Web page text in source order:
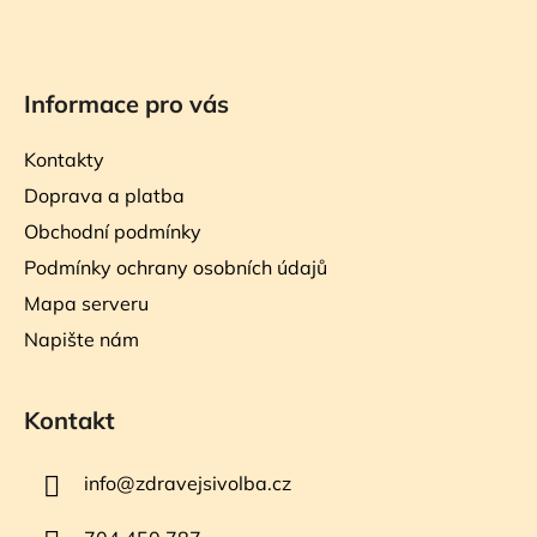
Informace pro vás
Kontakty
Doprava a platba
Obchodní podmínky
Podmínky ochrany osobních údajů
Mapa serveru
Napište nám
Kontakt
info@zdravejsivolba.cz